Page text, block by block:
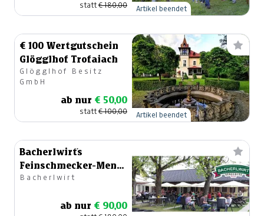
statt€ 180,00 Artikel beendet
€ 100 Wertgutschein
Glögglhof Trofaiach
Glögglhof Besitz
GmbH
ab nur € 50,00
statt€ 100,00 Artikel beendet
Bacherlwirt´s
Feinschmecker-Menü
für 4 Personen
Bacherlwirt
ab nur € 90,00